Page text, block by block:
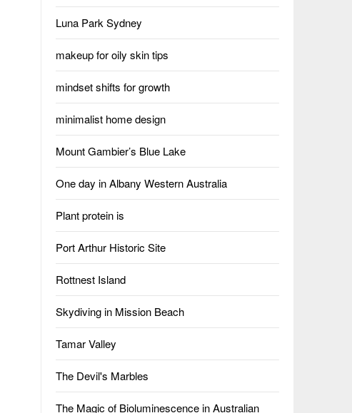
Luna Park Sydney
makeup for oily skin tips
mindset shifts for growth
minimalist home design
Mount Gambier’s Blue Lake
One day in Albany Western Australia
Plant protein is
Port Arthur Historic Site
Rottnest Island
Skydiving in Mission Beach
Tamar Valley
The Devil's Marbles
The Magic of Bioluminescence in Australian